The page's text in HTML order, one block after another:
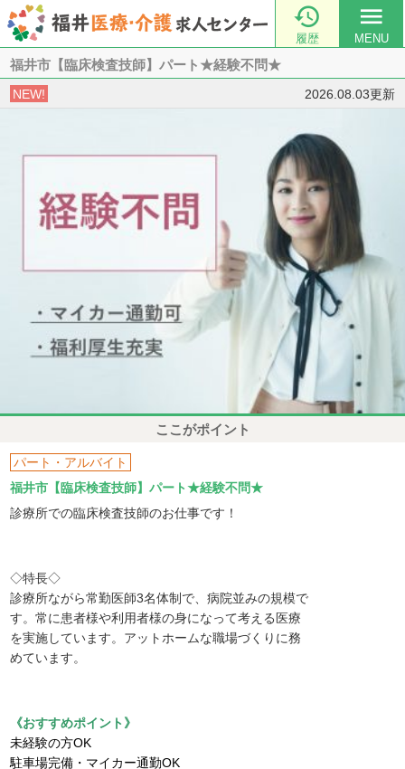

履歴
menu
MENU
福井市【臨床検査技師】パート★経験不問★
NEW! 2026.08.03更新
ここがポイント
パート・アルバイト
福井市【臨床検査技師】パート★経験不問★
診療所での臨床検査技師のお仕事です！
◇特長◇
診療所ながら常勤医師3名体制で、病院並みの規模で
す。常に患者様や利用者様の身になって考える医療
を実施しています。アットホームな職場づくりに務
めています。
《おすすめポイント》
未経験の方OK
駐車場完備・マイカー通勤OK